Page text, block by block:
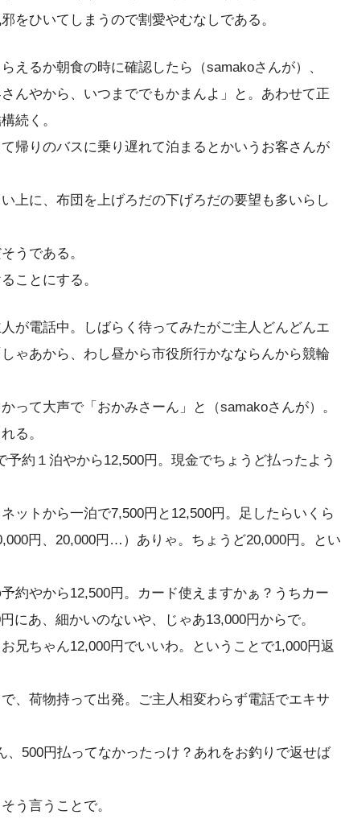
をひいてしまうので割愛やむなしである。
えるか朝食の時に確認したら（samakoさんが）、
んやから、いつまででもかまんよ」と。あわせて正
続く。
帰りのバスに乗り遅れて泊まるとかいうお客さんが
上に、布団を上げろだの下げろだの要望も多いらし
うである。
ことにする。
が電話中。しばらく待ってみたがご主人どんどんエ
ゃあから、わし昼から市役所行かなならんから競輪
って大声で「おかみさーん」と（samakoさんが）。
る。
約１泊やから12,500円。現金でちょうど払ったよう
ットから一泊で7,500円と12,500円。足したらいくら
円、20,000円…）ありゃ。ちょうど20,000円。とい
約やから12,500円。カード使えますかぁ？うちカー
にあ、細かいのないや、じゃあ13,000円からで。
兄ちゃん12,000円でいいわ。ということで1,000円返
、荷物持って出発。ご主人相変わらず電話でエキサ
、500円払ってなかったっけ？あれをお釣りで返せば
う言うことで。